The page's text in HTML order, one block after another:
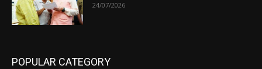
24/07/2026
POPULAR CATEGORY